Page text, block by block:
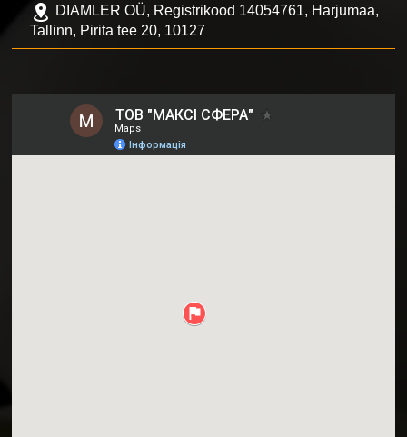
DIAMLER OÜ, Registrikood 14054761, Harjumaa,
Tallinn, Pirita tee 20, 10127